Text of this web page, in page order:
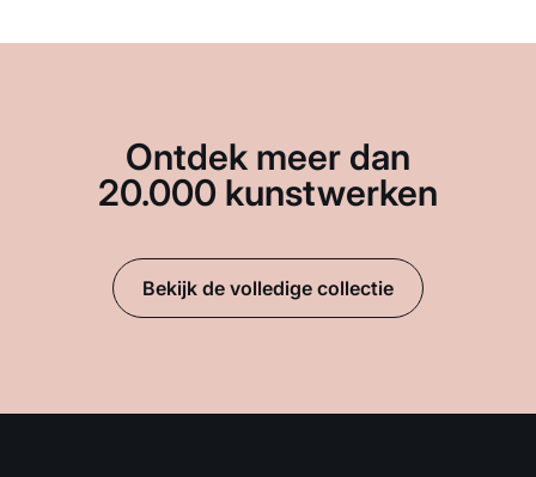
Ontdek meer dan
20.000 kunstwerken
Bekijk de volledige collectie